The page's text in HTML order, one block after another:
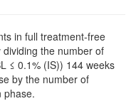
in full treatment-free
the number of
≤ 0.1% (IS)) 144 weeks
by the number of
phase.